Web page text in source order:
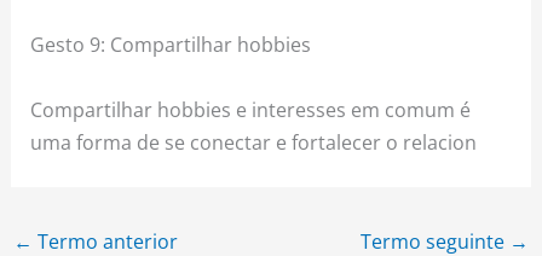
Gesto 9: Compartilhar hobbies
Compartilhar hobbies e interesses em comum é
uma forma de se conectar e fortalecer o relacion
← Termo anterior Termo seguinte →